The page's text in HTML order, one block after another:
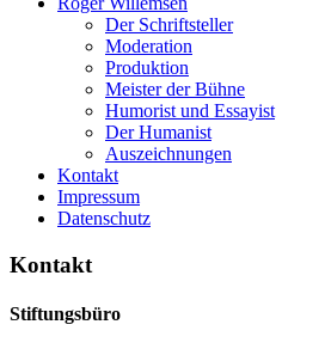
Der Schriftsteller
Moderation
Produktion
Meister der Bühne
Humorist und Essayist
Der Humanist
Auszeichnungen
Kontakt
Impressum
Datenschutz
Kontakt
Stiftungsbüro